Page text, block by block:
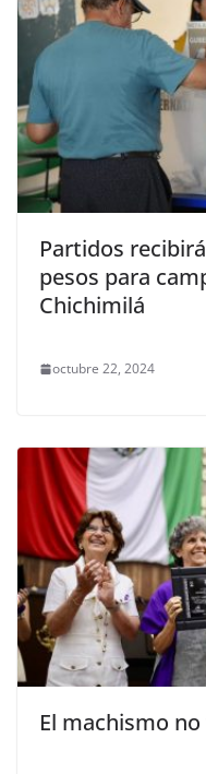
Partidos
pesos para
Chichimilá
octubre 22, 2024
El machismo